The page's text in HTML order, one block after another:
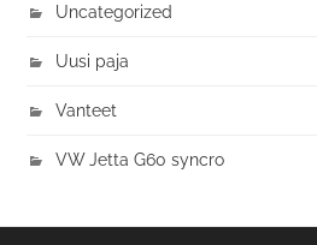
Uncategorized
Uusi paja
Vanteet
VW Jetta G60 syncro